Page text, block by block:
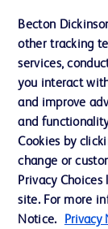
Neuigkeiten,
Support
Unser
AGB
Kontaktieren Sie
Cookie-
Becton
other tracking
services,
you interact
and improve
and
Cookies by
change or
Privacy
site. For more
Notice.
Privacy